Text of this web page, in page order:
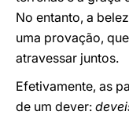
No entanto, a
uma provação,
atravessar juntos.
Efetivamente, as
de um dever: